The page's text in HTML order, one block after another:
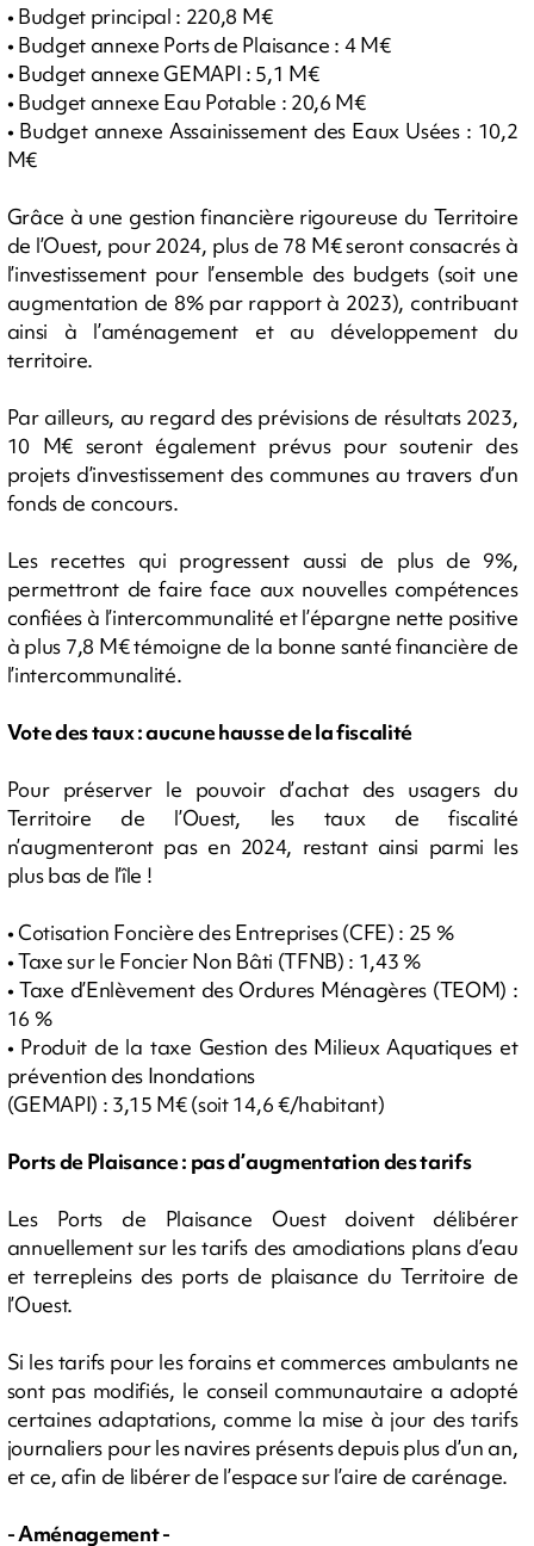
• Budget principal : 220,8 M€
• Budget annexe Ports de Plaisance : 4 M€
• Budget annexe GEMAPI : 5,1 M€
• Budget annexe Eau Potable : 20,6 M€
• Budget annexe Assainissement des Eaux Usées : 10,2
M€
Grâce à une gestion financière rigoureuse du Territoire
de l’Ouest, pour 2024, plus de 78 M€ seront consacrés à
l’investissement pour l’ensemble des budgets (soit une
augmentation de 8% par rapport à 2023), contribuant
ainsi à l’aménagement et au développement du
territoire.
Par ailleurs, au regard des prévisions de résultats 2023,
10 M€ seront également prévus pour soutenir des
projets d’investissement des communes au travers d’un
fonds de concours.
Les recettes qui progressent aussi de plus de 9%,
permettront de faire face aux nouvelles compétences
confiées à l’intercommunalité et l’épargne nette positive
à plus 7,8 M€ témoigne de la bonne santé financière de
l’intercommunalité.
Vote des taux : aucune hausse de la fiscalité
Pour préserver le pouvoir d’achat des usagers du
Territoire de l’Ouest, les taux de fiscalité
n’augmenteront pas en 2024, restant ainsi parmi les
plus bas de l’île !
• Cotisation Foncière des Entreprises (CFE) : 25 %
• Taxe sur le Foncier Non Bâti (TFNB) : 1,43 %
• Taxe d’Enlèvement des Ordures Ménagères (TEOM) :
16 %
• Produit de la taxe Gestion des Milieux Aquatiques et
prévention des Inondations
(GEMAPI) : 3,15 M€ (soit 14,6 €/habitant)
Ports de Plaisance : pas d’augmentation des tarifs
Les Ports de Plaisance Ouest doivent délibérer
annuellement sur les tarifs des amodiations plans d’eau
et terrepleins des ports de plaisance du Territoire de
l’Ouest.
Si les tarifs pour les forains et commerces ambulants ne
sont pas modifiés, le conseil communautaire a adopté
certaines adaptations, comme la mise à jour des tarifs
journaliers pour les navires présents depuis plus d’un an,
et ce, afin de libérer de l’espace sur l’aire de carénage.
- Aménagement -